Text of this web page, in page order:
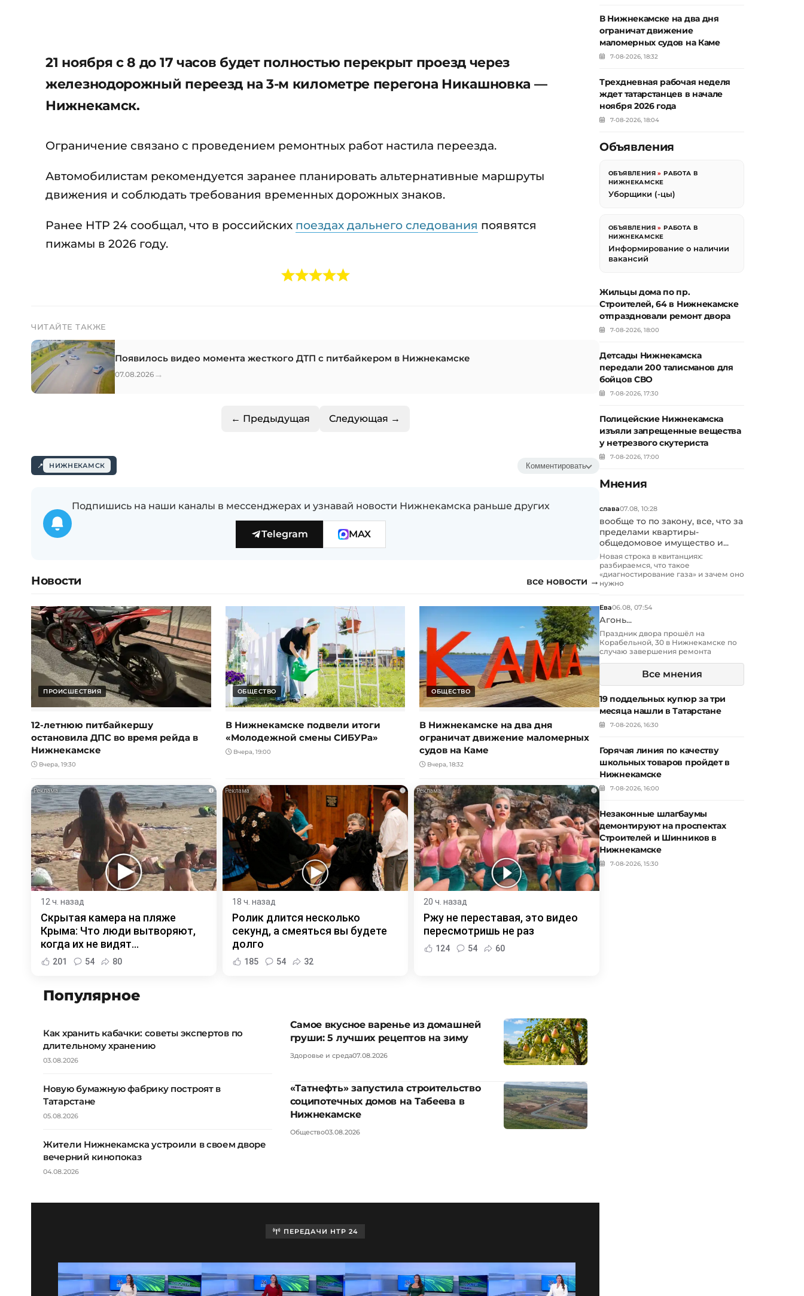
21 ноября с 8 до 17 часов будет полностью перекрыт проезд через
железнодорожный переезд на 3-м километре перегона Никашновка —
Нижнекамск.
Ограничение связано с проведением ремонтных работ настила переезда.
Автомобилистам рекомендуется заранее планировать альтернативные маршруты
движения и соблюдать требования временных дорожных знаков.
Ранее НТР 24 сообщал, что в российских поездах дальнего следования появятся
пижамы в 2026 году.
ЧИТАЙТЕ ТАКЖЕ
Появилось видео момента жесткого ДТП с питбайкером в Нижнекамске
07.08.2026 →
← Предыдущая Следующая →
НИЖНЕКАМСК Комментировать
Подпишись на наши каналы в мессенджерах и узнавай новости Нижнекамска раньше других
Telegram MAX
Новости все новости →
ПРОИСШЕСТВИЯ
12-летнюю питбайкершу
остановила ДПС во время рейда в
Нижнекамске
Вчера, 19:30
ОБЩЕСТВО
В Нижнекамске подвели итоги
«Молодежной смены СИБУРа»
Вчера, 19:00
ОБЩЕСТВО
В Нижнекамске на два дня
ограничат движение маломерных
судов на Каме
Вчера, 18:32
i
12 ч. назад
Скрытая камера на пляже
Крыма: Что люди вытворяют,
когда их не видят...
201 54 80
i
18 ч. назад
Ролик длится несколько
секунд, а смеяться вы будете
долго
185 54 32
i
20 ч. назад
Ржу не переставая, это видео
пересмотришь не раз
124 54 60
Популярное
Как хранить кабачки: советы экспертов по
длительному хранению
03.08.2026
Новую бумажную фабрику построят в
Татарстане
05.08.2026
Жители Нижнекамска устроили в своем дворе
вечерний кинопоказ
04.08.2026
Самое вкусное варенье из домашней
груши: 5 лучших рецептов на зиму
Здоровье и среда07.08.2026
«Татнефть» запустила строительство
соципотечных домов на Табеева в
Нижнекамске
Общество03.08.2026
ПЕРЕДАЧИ НТР 24
В Нижнекамске на два дня
ограничат движение
маломерных судов на Каме
7-08-2026, 18:32
Трехдневная рабочая неделя
ждет татарстанцев в начале
ноября 2026 года
7-08-2026, 18:04
Объявления
ОБЪЯВЛЕНИЯ »РАБОТА В
НИЖНЕКАМСКЕ
Уборщики (-цы)
ОБЪЯВЛЕНИЯ »РАБОТА В
НИЖНЕКАМСКЕ
Информирование о наличии
вакансий
Жильцы дома по пр.
Строителей, 64 в Нижнекамске
отпраздновали ремонт двора
7-08-2026, 18:00
Детсады Нижнекамска
передали 200 талисманов для
бойцов СВО
7-08-2026, 17:30
Полицейские Нижнекамска
изъяли запрещенные вещества
у нетрезвого скутериста
7-08-2026, 17:00
Мнения
слава07.08, 10:28
вообще то по закону, все, что за
пределами квартиры-
общедомовое имущество и...
Новая строка в квитанциях:
разбираемся, что такое
«диагностирование газа» и зачем оно
нужно
Ева06.08, 07:54
Агонь...
Праздник двора прошёл на
Корабельной, 30 в Нижнекамске по
случаю завершения ремонта
Все мнения
19 поддельных купюр за три
месяца нашли в Татарстане
7-08-2026, 16:30
Горячая линия по качеству
школьных товаров пройдет в
Нижнекамске
7-08-2026, 16:00
Незаконные шлагбаумы
демонтируют на проспектах
Строителей и Шинников в
Нижнекамске
7-08-2026, 15:30